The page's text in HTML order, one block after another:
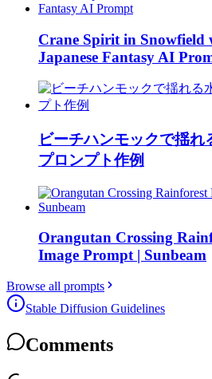
Crane Spirit in Snowfield
Japanese Fantasy AI
ビーチハンモックで揺
プロンプト作例
Orangutan Crossing
Image Prompt | Sunbeam
Browse all prompts
Stable Diffusion Guidelines
Comments